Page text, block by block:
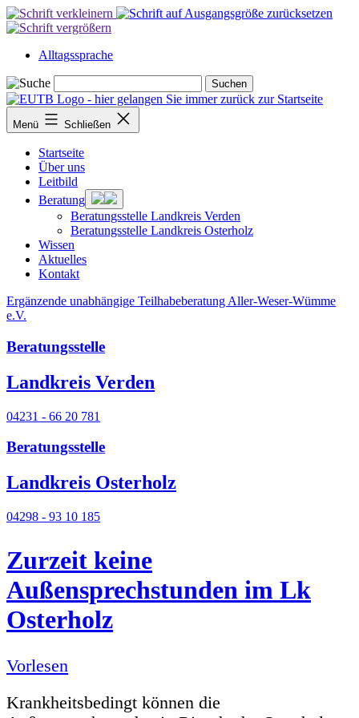
Zum
Inhalt
Alltagssprache
Menü Schließen
Startseite
Über uns
Leitbild
Beratung
Menü
öffnen
Beratungsstelle Landkreis Verden
Beratungsstelle Landkreis Osterholz
Wissen
Aktuelles
Kontakt
Ergänzende unabhängige Teilhabeberatung Aller-Weser-Wümme
e.V.
Beratungsstelle
Landkreis Verden
04231 - 66 20 781
Beratungsstelle
Landkreis Osterholz
04298 - 93 10 185
Zurzeit keine
Außensprechstunden im Lk
Osterholz
Vorlesen
Krankheitsbedingt können die